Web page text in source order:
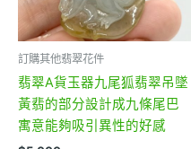
訂購其他翡翠花件
翡翠A貨玉器九尾狐翡翠吊墜
黃翡的部分設計成九條尾巴
寓意能夠吸引異性的好感